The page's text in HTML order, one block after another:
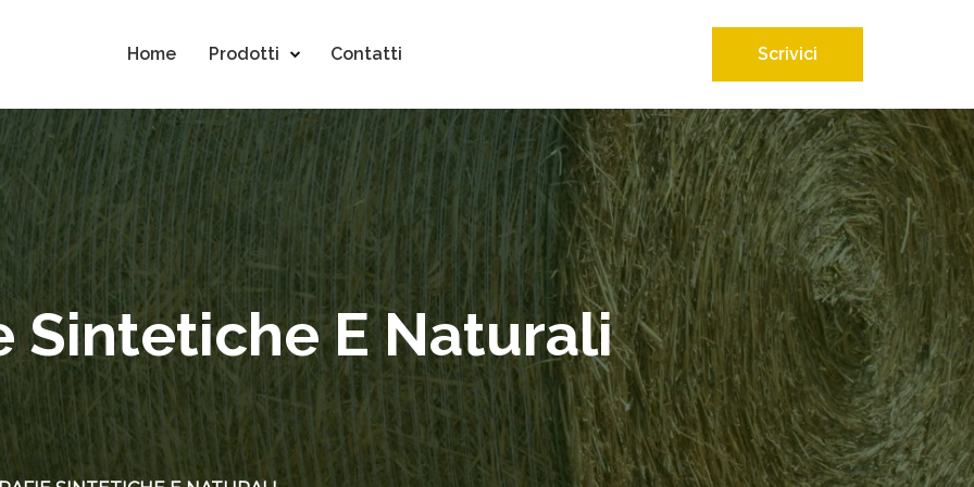
Home Prodotti Contatti Scrivici
Sintetiche E Naturali